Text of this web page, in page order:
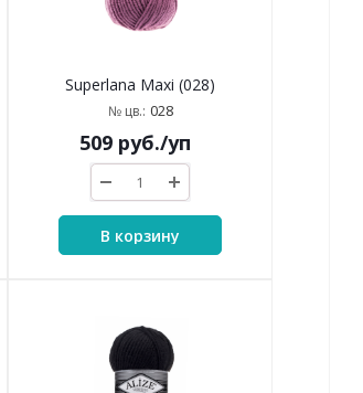
Superlana Maxi (028)
№ цв.: 028
509руб./уп
В корзину